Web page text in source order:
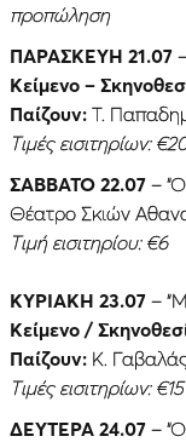
προπώληση
ΠΑΡΑΣΚΕΥΉ 21.07
Κείμενο –
Παίζουν: Τ.
Τιμές εισιτηρίων:
ΣΑΒΒΑΤΟ 22.07 –
Θέατρο Σκιών
Τιμή εισιτηρίου: €6
ΚΥΡΙΑΚΉ 23.07 –
Κείμενο /
Παίζουν: Κ.
Τιμές εισιτηρίων:
ΔΕΥΤΈΡΑ 24.07 –